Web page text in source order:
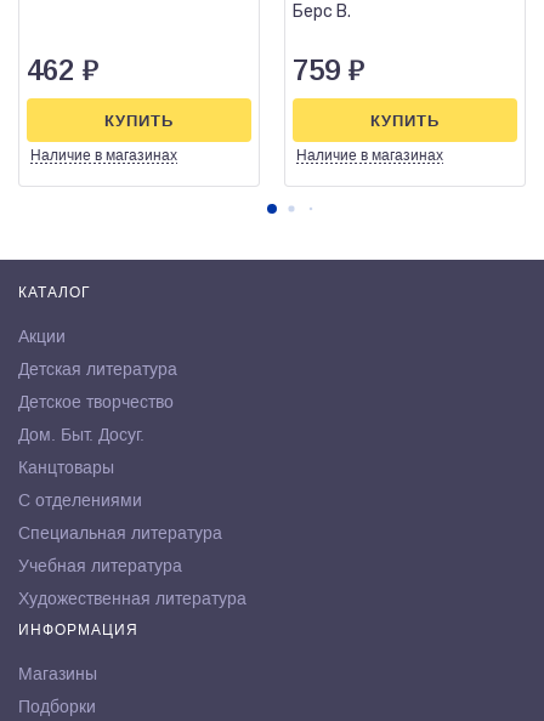
462 ₽
Наличие в магазинах
КУПИТЬ
Берс В.
759 ₽
Наличие в магазинах
КУПИТЬ
КАТАЛОГ
Акции
Детская литература
Детское творчество
Дом. Быт. Досуг.
Канцтовары
С отделениями
Специальная литература
Учебная литература
Художественная литература
ИНФОРМАЦИЯ
Магазины
Подборки